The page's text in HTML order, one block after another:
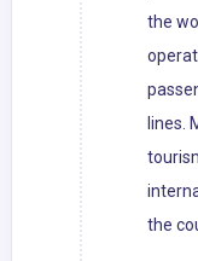
the
lines.
the